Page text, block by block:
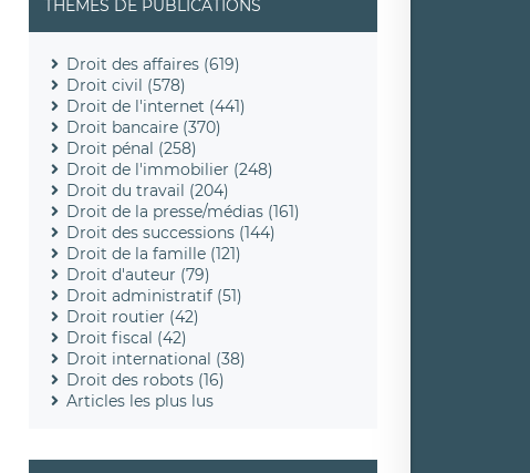
THÈMES DE PUBLICATIONS
Droit des affaires (619)
Droit civil (578)
Droit de l'internet (441)
Droit bancaire (370)
Droit pénal (258)
Droit de l'immobilier (248)
Droit du travail (204)
Droit de la presse/médias (161)
Droit des successions (144)
Droit de la famille (121)
Droit d'auteur (79)
Droit administratif (51)
Droit routier (42)
Droit fiscal (42)
Droit international (38)
Droit des robots (16)
Articles les plus lus